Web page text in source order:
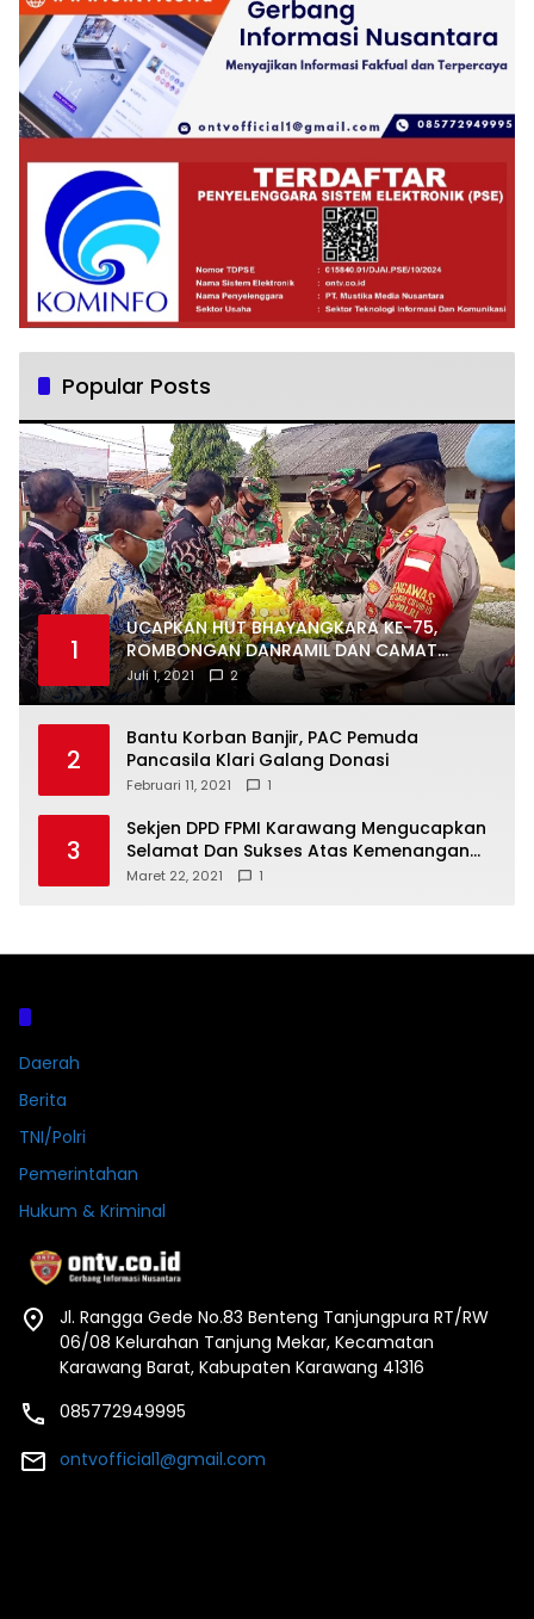
Popular Posts
1
UCAPKAN HUT BHAYANGKARA KE-75,
ROMBONGAN DANRAMIL DAN CAMAT
DATANGI MAPOLSEK MUARAGEMBONG
Juli 1, 2021 2
2
Bantu Korban Banjir, PAC Pemuda
Pancasila Klari Galang Donasi
Februari 11, 2021 1
3
Sekjen DPD FPMI Karawang Mengucapkan
Selamat Dan Sukses Atas Kemenangan
Calon Kades Dayeuhluhur H.Sapin
Maret 22, 2021 1
Daerah
Berita
TNI/Polri
Pemerintahan
Hukum & Kriminal
Jl. Rangga Gede No.83 Benteng Tanjungpura RT/RW
06/08 Kelurahan Tanjung Mekar, Kecamatan
Karawang Barat, Kabupaten Karawang 41316
085772949995
ontvofficial1@gmail.com